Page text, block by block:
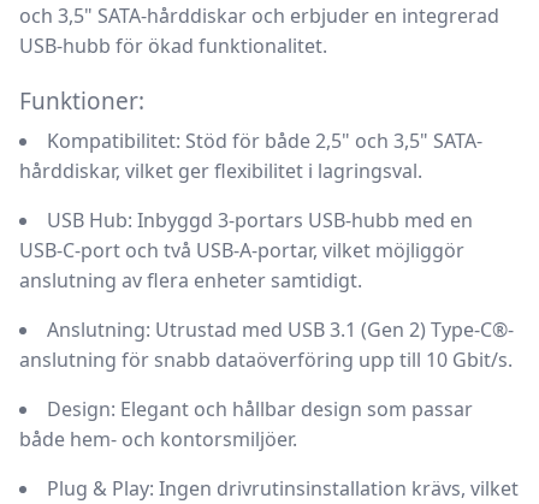
och 3,5" SATA-hårddiskar och erbjuder en integrerad
USB-hubb för ökad funktionalitet.
Funktioner:
Kompatibilitet: Stöd för både 2,5" och 3,5" SATA-
hårddiskar, vilket ger flexibilitet i lagringsval.
USB Hub: Inbyggd 3-portars USB-hubb med en
USB-C-port och två USB-A-portar, vilket möjliggör
anslutning av flera enheter samtidigt.
Anslutning: Utrustad med USB 3.1 (Gen 2) Type-C®-
anslutning för snabb dataöverföring upp till 10 Gbit/s.
Design: Elegant och hållbar design som passar
både hem- och kontorsmiljöer.
Plug & Play: Ingen drivrutinsinstallation krävs, vilket